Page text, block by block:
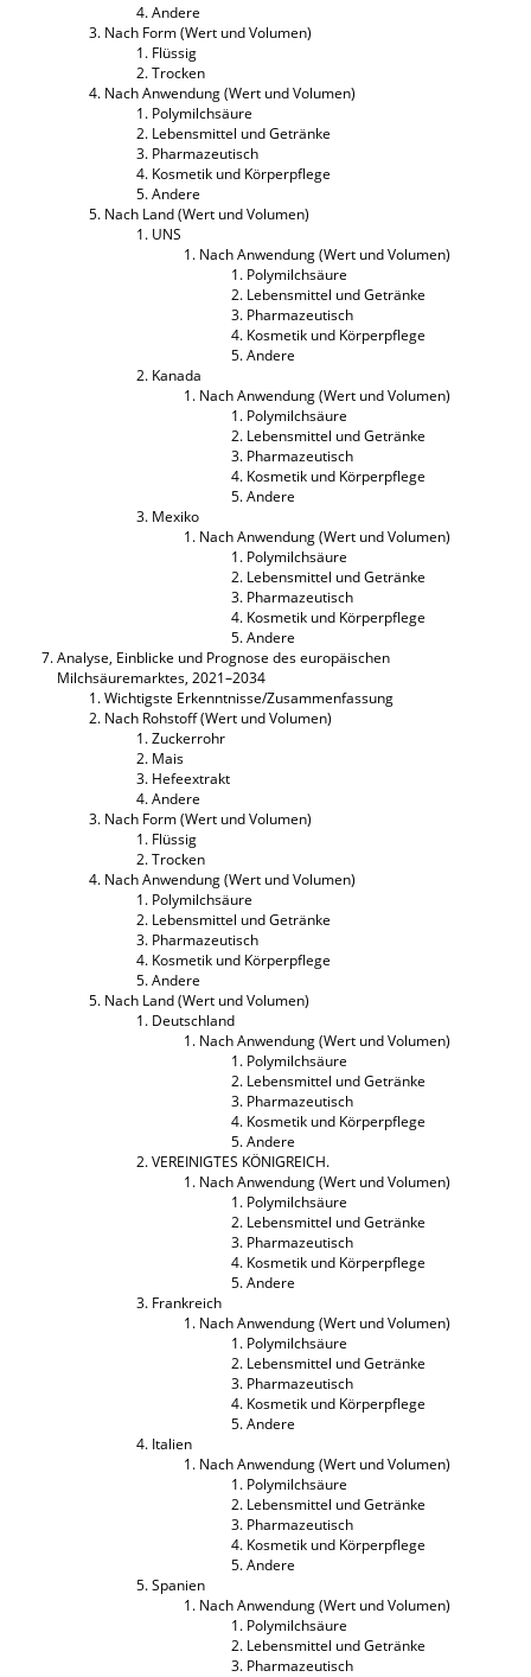
Andere
Nach Form (Wert und Volumen)
Flüssig
Trocken
Nach Anwendung (Wert und Volumen)
Polymilchsäure
Lebensmittel und Getränke
Pharmazeutisch
Kosmetik und Körperpflege
Andere
Nach Land (Wert und Volumen)
UNS
Nach Anwendung (Wert und Volumen)
Polymilchsäure
Lebensmittel und Getränke
Pharmazeutisch
Kosmetik und Körperpflege
Andere
Kanada
Nach Anwendung (Wert und Volumen)
Polymilchsäure
Lebensmittel und Getränke
Pharmazeutisch
Kosmetik und Körperpflege
Andere
Mexiko
Nach Anwendung (Wert und Volumen)
Polymilchsäure
Lebensmittel und Getränke
Pharmazeutisch
Kosmetik und Körperpflege
Andere
Analyse, Einblicke und Prognose des europäischen
Milchsäuremarktes, 2021–2034
Wichtigste Erkenntnisse/Zusammenfassung
Nach Rohstoff (Wert und Volumen)
Zuckerrohr
Mais
Hefeextrakt
Andere
Nach Form (Wert und Volumen)
Flüssig
Trocken
Nach Anwendung (Wert und Volumen)
Polymilchsäure
Lebensmittel und Getränke
Pharmazeutisch
Kosmetik und Körperpflege
Andere
Nach Land (Wert und Volumen)
Deutschland
Nach Anwendung (Wert und Volumen)
Polymilchsäure
Lebensmittel und Getränke
Pharmazeutisch
Kosmetik und Körperpflege
Andere
VEREINIGTES KÖNIGREICH.
Nach Anwendung (Wert und Volumen)
Polymilchsäure
Lebensmittel und Getränke
Pharmazeutisch
Kosmetik und Körperpflege
Andere
Frankreich
Nach Anwendung (Wert und Volumen)
Polymilchsäure
Lebensmittel und Getränke
Pharmazeutisch
Kosmetik und Körperpflege
Andere
Italien
Nach Anwendung (Wert und Volumen)
Polymilchsäure
Lebensmittel und Getränke
Pharmazeutisch
Kosmetik und Körperpflege
Andere
Spanien
Nach Anwendung (Wert und Volumen)
Polymilchsäure
Lebensmittel und Getränke
Pharmazeutisch